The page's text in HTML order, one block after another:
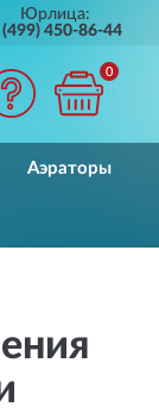
РОССИИ
Юрлица:
(499) 450-86-44
0
Аэраторы